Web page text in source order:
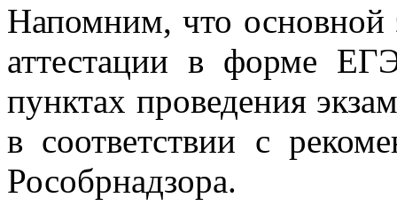
Напомним, что основной
аттестации в форме
пунктах проведения
в соответствии с
Рособрнадзора.